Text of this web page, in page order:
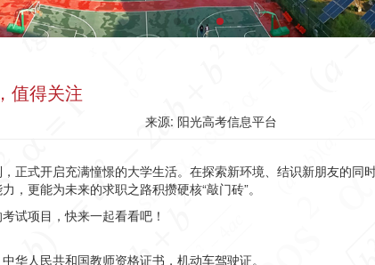
值得关注
来源: 阳光高考信息平台
正式开启充满憧憬的大学生活。在探索新环境、结识新朋友的
更能为未来的求职之路积攒硬核“敲门砖”。
试项目，快来一起看看吧！
中华人民共和国教师资格证书， 机动车驾驶证。